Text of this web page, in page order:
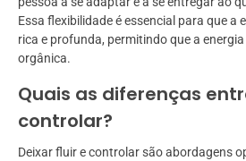
Essa flexibilidade é essencial para que a
rica e profunda, permitindo que a
orgânica.
Quais as diferenças
controlar?
Deixar fluir e controlar são abordagens